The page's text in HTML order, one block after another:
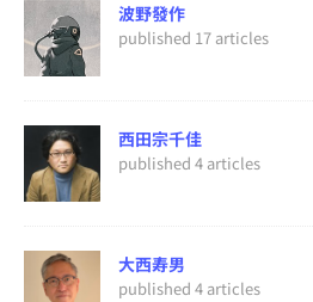
波野發作
published 17 articles
西田宗千佳
published 4 articles
大西寿男
published 4 articles